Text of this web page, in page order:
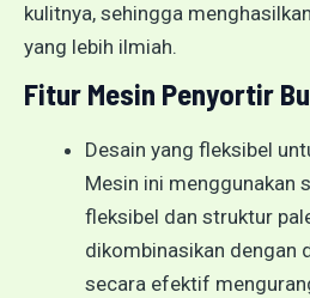
kulitnya, sehingga
yang lebih ilmiah.
Fitur Mesin Penyortir
Desain yang fleksibel
Mesin ini menggunakan
fleksibel dan struktur
dikombinasikan dengan
secara efektif